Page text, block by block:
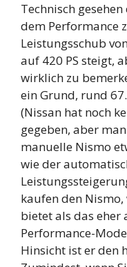
Technisch
dem Performance
Leistungsschub
auf 420 PS steigt,
wirklich zu
ein Grund, rund
(Nissan hat noch
gegeben, aber
manuelle Nismo
wie der
kaufen den
bietet als das eher
Performance-
Hinsicht ist er den